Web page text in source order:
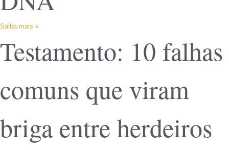
Saiba mais »
Testamento: 10 falhas
comuns que viram
briga entre herdeiros